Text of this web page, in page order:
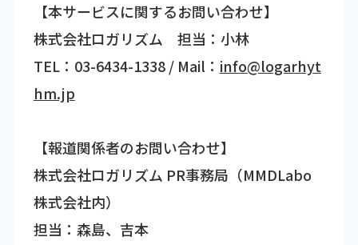
【本サービスに関するお問い合わせ】
株式会社ロガリズム 担当：小林
TEL：03-6434-1338 / Mail： info@logarhyt
hm.jp
【報道関係者のお問い合わせ】
株式会社ロガリズム PR事務局（MMDLabo
株式会社内）
担当：森島、吉本